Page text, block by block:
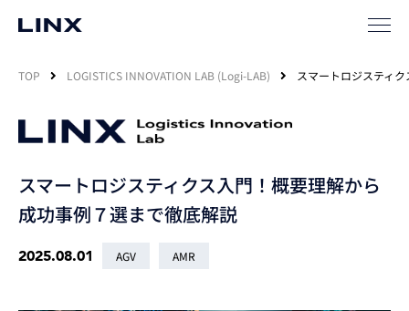
TOP LOGISTICS INNOVATION LAB (Logi-LAB) スマートロジスティ
スマートロジスティクス入門！概要理解から
成功事例７選まで徹底解説
2025.08.01 AGV AMR